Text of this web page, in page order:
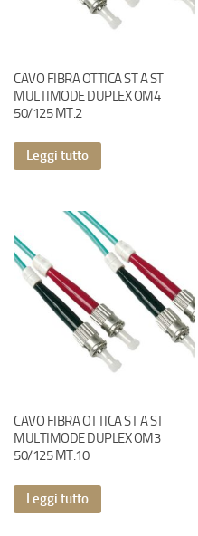
CAVO FIBRA OTTICA ST A ST
MULTIMODE DUPLEX OM4
50/125 MT.2
Leggi tutto
CAVO FIBRA OTTICA ST A ST
MULTIMODE DUPLEX OM3
50/125 MT.10
Leggi tutto